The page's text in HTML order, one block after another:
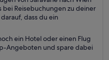
bei Reisebuchungen zu deiner
dass du ein
ein Hotel oder einen Flug
Angeboten und spare dabei